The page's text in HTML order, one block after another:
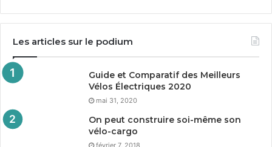
Les articles sur le podium
Guide et Comparatif des Meilleurs
Vélos Électriques 2020
mai 31, 2020
On peut construire soi-même son
vélo-cargo
février 7, 2018